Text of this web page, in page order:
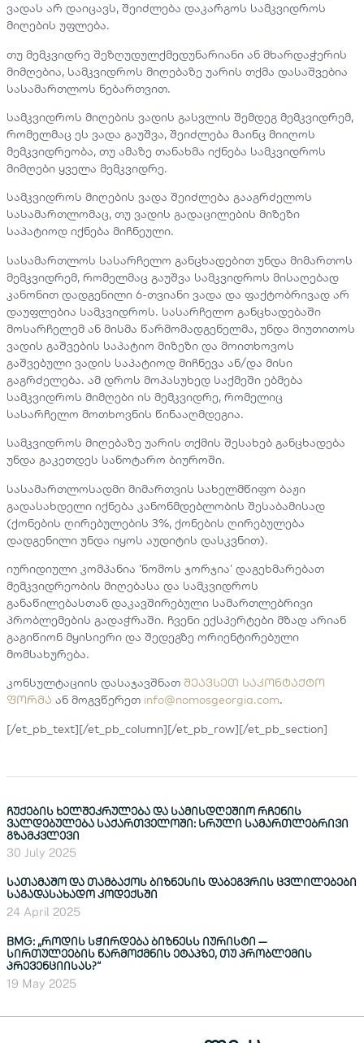
ვადას არ დაიცავს, შეიძლება დაკარგოს სამკვიდროს
მიღების უფლება.
თუ მემკვიდრე შეზღუდულქმედუნარიანი ან მხარდაჭერის
მიმღებია, სამკვიდროს მიღებაზე უარის თქმა დასაშვებია
სასამართლოს ნებართვით.
სამკვიდროს მიღების ვადის გასვლის შემდეგ მემკვიდრემ,
რომელმაც ეს ვადა გაუშვა, შეიძლება მაინც მიიღოს
მემკვიდრეობა, თუ ამაზე თანახმა იქნება სამკვიდროს
მიმღები ყველა მემკვიდრე.
სამკვიდროს მიღების ვადა შეიძლება გააგრძელოს
სასამართლომაც, თუ ვადის გადაცილების მიზეზი
საპატიოდ იქნება მიჩნეული.
სასამართლოს სასარჩელო განცხადებით უნდა მიმართოს
მემკვიდრემ, რომელმაც გაუშვა სამკვიდროს მისაღებად
კანონით დადგენილი 6-თვიანი ვადა და ფაქტობრივად არ
დაუფლებია სამკვიდროს. სასარჩელო განცხადებაში
მოსარჩელემ ან მისმა წარმომადგენელმა, უნდა მიუთითოს
ვადის გაშვების საპატიო მიზეზი და მოითხოვოს
გაშვებული ვადის საპატიოდ მიჩნევა ან/და მისი
გაგრძელება. ამ დროს მოპასუხედ საქმეში ებმება
სამკვიდროს მიმღები ის მემკვიდრე, რომელიც
სასარჩელო მოთხოვნის წინააღმდეგია.
სამკვიდროს მიღებაზე უარის თქმის შესახებ განცხადება
უნდა გაკეთდეს სანოტარო ბიუროში.
სასამართლოსადმი მიმართვის სახელმწიფო ბაჟი
გადასახდელი იქნება კანონმდებლობის შესაბამისად
(ქონების ღირებულების 3%, ქონების ღირებულება
დადგენილი უნდა იყოს აუდიტის დასკვნით).
იურიდიული კომპანია ‘ნომოს ჯორჯია’ დაგეხმარებათ
მემკვიდრეობის მიღებასა და სამკვიდროს
განაწილებასთან დაკავშირებული სამართლებრივი
პრობლემების გადაჭრაში. ჩვენი ექსპერტები მზად არიან
გაგიწიონ მყისიერი და შედეგზე ორიენტირებული
მომსახურება.
კონსულტაციის დასაჯავშნათ შეავსეთ საკონტაქტო
ფორმა ან მოგვწერეთ info@nomosgeorgia.com.
[/et_pb_text][/et_pb_column][/et_pb_row][/et_pb_section]
ჩუქების ხელშეკრულება და სამისდღეშიო რჩენის
ვალდებულება საქართველოში: სრული სამართლებრივი
გზამკვლევი
30 July 2025
სათამაშო და თამბაქოს ბიზნესის დაბეგვრის ცვლილებები
საგადასახადო კოდექსში
24 April 2025
BMG: „როდის სჭირდება ბიზნესს იურისტი —
სირთულეების წარმოქმნის ეტაპზე, თუ პრობლემის
პრევენციისას?“
19 May 2025